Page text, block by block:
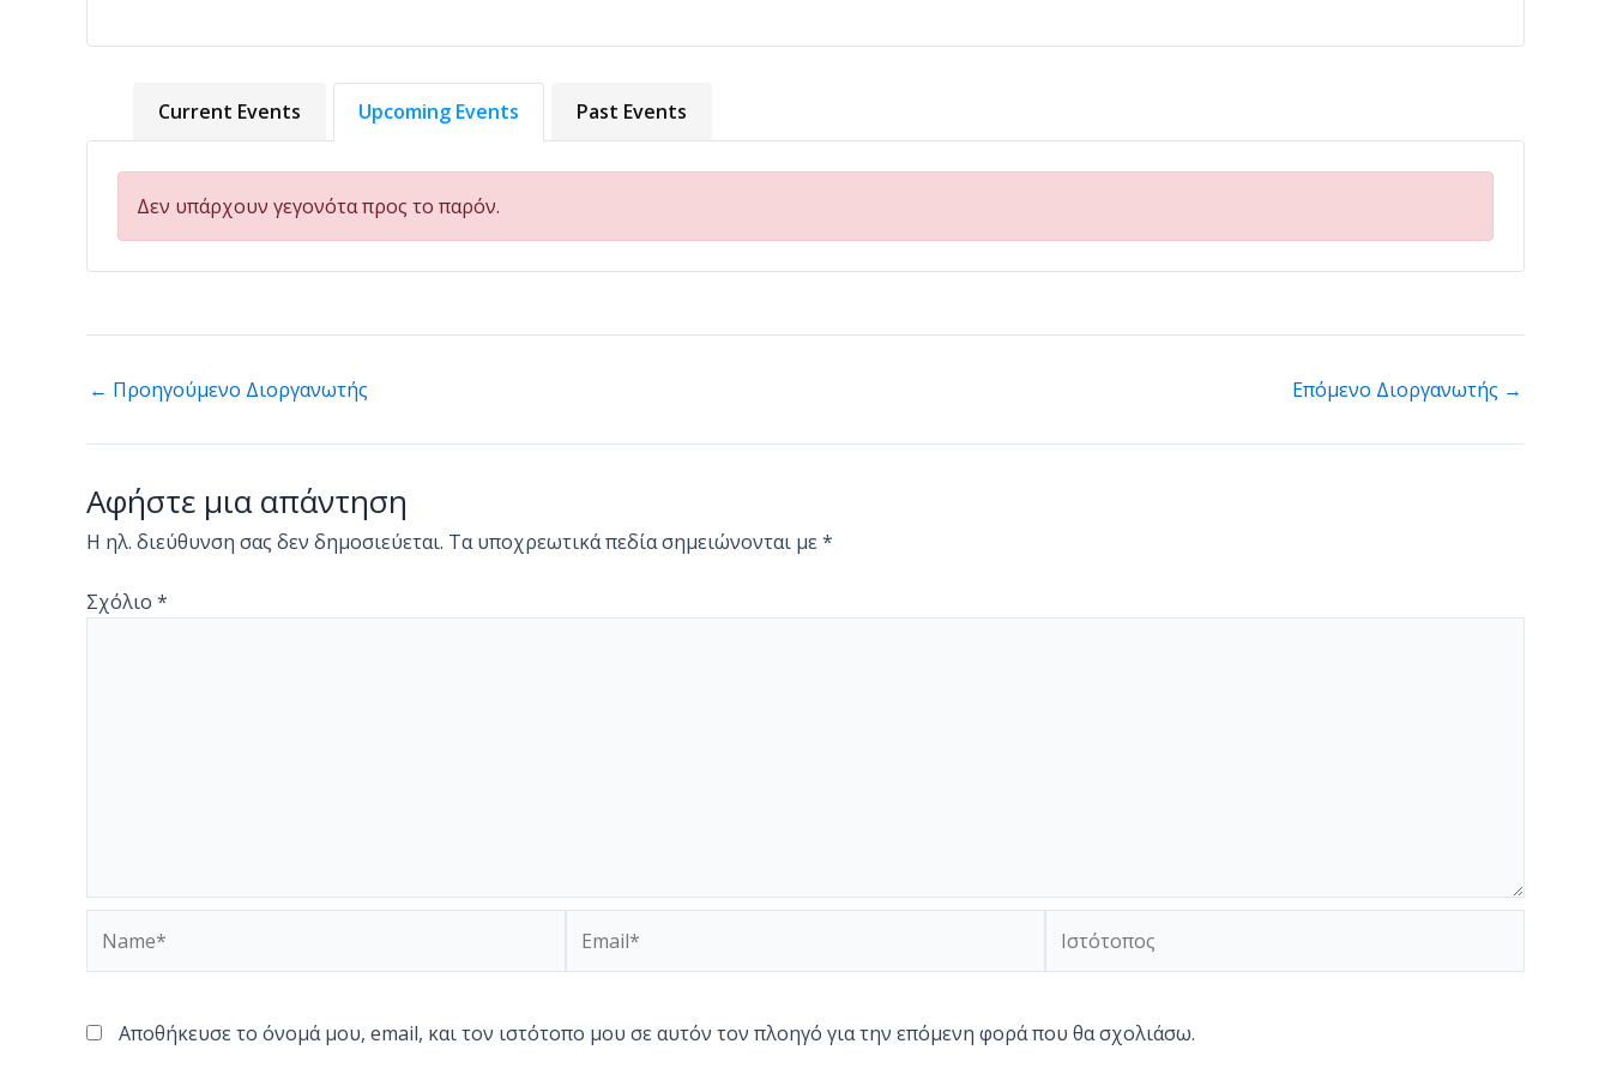
Current Events Upcoming Events Past Events
Δεν υπάρχουν γεγονότα προς το παρόν.
← Προηγούμενο Διοργανωτής Επόμενο Διοργανωτής →
Αφήστε μια απάντηση
Η ηλ. διεύθυνση σας δεν δημοσιεύεται. Τα υποχρεωτικά πεδία σημειώνονται με*
Σχόλιο *
Αποθήκευσε το όνομά μου, email, και τον ιστότοπο μου σε αυτόν τον πλοηγό για την επόμενη φορά που θα σχολιάσω.